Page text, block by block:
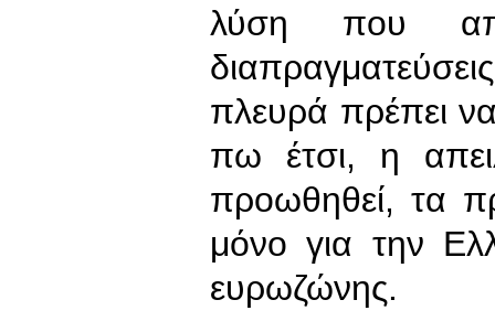
λύση που
πλευρά πρέπει
πω έτσι, η
προωθηθεί, τα
μόνο για την
ευρωζώνης.